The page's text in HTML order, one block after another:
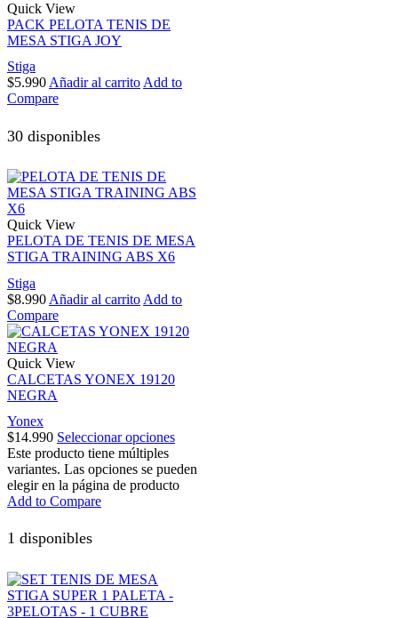
Quick View
PACK PELOTA TENIS DE
MESA STIGA JOY
Stiga
$5.990 Añadir al carrito Add to
Compare
30 disponibles
Quick View
PELOTA DE TENIS DE MESA
STIGA TRAINING ABS X6
Stiga
$8.990 Añadir al carrito Add to
Compare
Quick View
CALCETAS YONEX 19120
NEGRA
Yonex
$14.990 Seleccionar opciones
Este producto tiene múltiples
variantes. Las opciones se pueden
elegir en la página de producto
Add to Compare
1 disponibles